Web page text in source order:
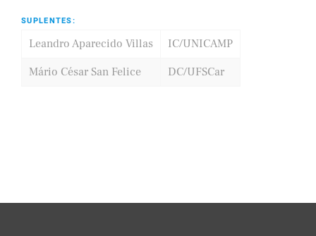
SUPLENTES:
Leandro Aparecido Villas
IC/UNICAMP
Mário César San Felice
DC/UFSCar